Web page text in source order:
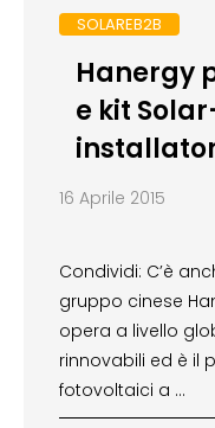
SOLAREB2B
Hanergy
e kit
16 Aprile 2015
Condividi: C’è
gruppo cinese
opera a livello
rinnovabili ed è il
fotovoltaici a …